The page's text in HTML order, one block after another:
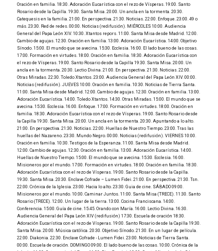
Oración en familia. 18:30. Adoración Eucarística con el rezo de Vísperas. 19:00. Santo
Rosario desde la Capilla. 19:30. Santa Misa. 20:00. Un ancla en la tormenta. 20:30.
Catequesis en la familia. 21:00. En perspectiva. 21:30. Noticias. 22:00. Enfoque. 23:00. 49 o
más. 23:30. Red de redes. 00:00. Noticias (redifusión). MIÉRCOLES 10:00. Audiencia
General del Papa León XIV. 10:30. Xtantos repors. 11:00. Santa Misa desde Madrid. 12:00.
Cambio de agujas. 12:30. Oración en familia. 13:00. Adoración Eucarística. 14:00. Objetivo
Sínodo. 15:00. El mundo que se avecina. 15:30. Ecclesia. 16:00. El lado bueno de las cosas.
17:00. Formación en virtudes. 18:00. Oración en familia. 18:30. Adoración Eucarística con
el rezo de Vísperas. 19:00. Santo Rosario desde la Capilla 19:30. Santa Misa. 20:00. Un
ancla en la tormenta. 20:30. Lectio Divina. 21:00. En perspectiva. 21:30. Noticias. 22:00.
Otras Miradas. 22:30. Toledo Xtantos. 23:00. Audiencia General del Papa León XIV. 00:00.
Noticias (redifusión). JUEVES 10:00. Oración en familia. 10:30. Noticias de Tierra Santa.
11:00. Santa Misa desde Madrid. 12:00. Cambio de agujas. 12:30. Oración en familia. 13:00.
Adoración Eucarística. 14:00. Toledo Xtantos. 14:30. Otras Miradas. 15:00. El mundo que se
avecina. 15:30. Ecclesia. 16:00. Enfoque. 17:00. Formación en virtudes. 18:00. Oración en
familia. 18:30. Adoración Eucarística con el rezo de Vísperas. 19:00. Santo Rosario desde
la Capilla 19:30. Santa Misa. 20:00. Un ancla en la tormenta. 20:30. Apuntando a lo alto.
21:00. En perspectiva. 21:30. Noticias. 22:00. Huellas de Nuestro Tiempo. 23:00. Tras las
huellas del Nazareno. 23:30. Mundo Negro. 00:00. Noticias (redifusión). VIERNES 10:00.
Oración en familia. 10:30. Testigos de la Esperanza. 11:00. Santa Misa desde Madrid.
12:00. Cambio de agujas. 12:30. Oración en familia. 13:00. Adoración Eucarística. 14:00.
Huellas de Nuestro Tiempo. 15:00. El mundo que se avecina. 15:30. Ecclesia. 16:00.
Misioneros por el mundo. 17:00. Formación en virtudes. 18:00. Oración en familia. 18:30.
Adoración Eucarística con el rezo de Vísperas. 19:00. Santo Rosario desde la Capilla.
19:30. Santa Misa. 20:30. Enclave Cofrade – Lumen Fidei. 21:00. En perspectiva. 21:30. Tsn.
22:00. Crónica de la Iglesia. 23:00. Hacia lo alto. 23:30. Guia de cine. SÁBADO 09:00.
Misioneros por el mundo. 10:00. Caminar Juntos. 11:00. Santa Misa (TRECE). 11:30. Santo
Rosario (TRECE). 12:00. Un lugar de la tierra. 13:00. Cocina Franciscana. 14:00.
Conferencia. 15:00. Guía de cine. 15:45. Orando con María. 16:00. Lectio Divina. 16:30.
Audiencia General del Papa León XIV (redifusión) 17:30. Escuela de oración 18:30.
Adoración Eucarística con el rezo de Vísperas. 19:00. Santo Rosario desde la Capilla 19:30.
Santa Misa. 20:00. Música católica. 20:30. Objetivo Sínodo. 21:30. En un lugar de película.
22:00. Diakonia. 22:30. Enclave Cofrade - Lumen Fidei. 23:00. Noticias de Tierra Santa.
00:00. Escuela de oración. DOMINGO 09:00. El lado bueno de las cosas. 10:00. Crónica de la